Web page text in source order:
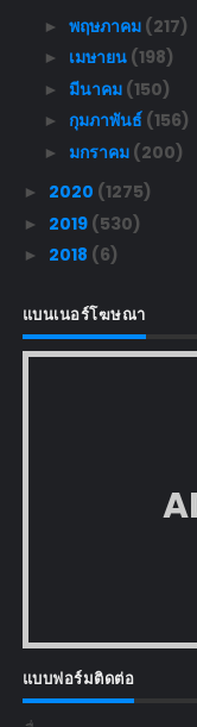
► พฤษภาคม (217)
► เมษายน (198)
► มีนาคม (150)
► กุมภาพันธ์ (156)
► มกราคม (200)
► 2020 (1275)
► 2019 (530)
► 2018 (6)
แบนเนอร์โฆษณา
แบบฟอร์มติดต่อ